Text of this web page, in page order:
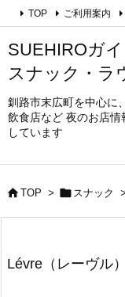
SUEHIROガ
スナック・ラ
釧路市末広町を中心に
飲食店など 夜のお店
しています
TOP ご利用案内
TOP >  スナック
Lévre（レーヴル